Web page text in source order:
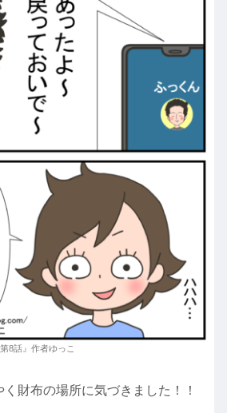
8話』作者ゆっこ
財布の場所に気づきました！！